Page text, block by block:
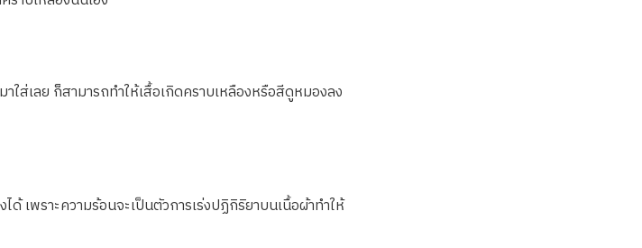
ใส่เลย ก็สามารถทำให้เสื้อเกิดคราบเหลืองหรือสีดูหมองลง
ด้ เพราะความร้อนจะเป็นตัวการเร่งปฏิกิริยาบนเนื้อผ้าทำให้